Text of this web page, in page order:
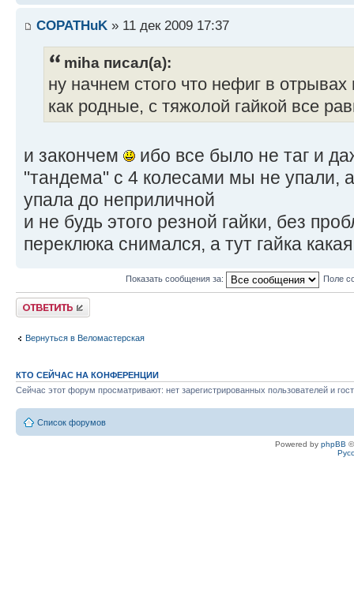
COPATHuK » 11 дек 2009 17:37
miha писал(а):
ну начнем стого что нефиг в отрывах
как родные, с тяжолой гайкой все
и закончем
ибо все было не таг и
"тандема" с 4 колесами мы не упали, а
упала до неприличной
и не будь этого резной гайки, без
переклюка снимался, а тут гайка
Показать сообщения за: Поле
Ответить
Вернуться в Веломастерская
КТО СЕЙЧАС НА КОНФЕРЕНЦИИ
Сейчас этот форум просматривают: нет зарегистрированных пользователей и
Список форумов
Powered by phpBB